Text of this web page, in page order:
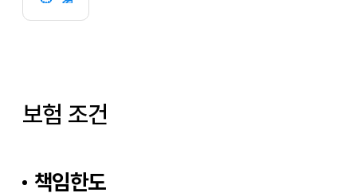
보험 조건
책임한도